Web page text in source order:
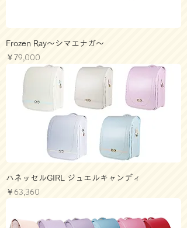
Frozen Ray～シマエナガ～
価格
￥79,000
ハネッセルGIRL ジュエルキャンディ
価格
￥63,360